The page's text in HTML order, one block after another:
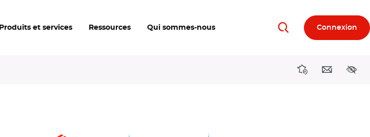
Produits et services Ressources Qui sommes-nous RechercherConnexion
DirectionsContact